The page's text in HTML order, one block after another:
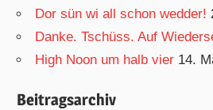
Dor sün wi all schon wedder!
Danke. Tschüss. Auf
High Noon um halb vier 14.
Beitragsarchiv